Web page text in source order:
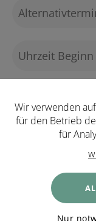
Wir verwenden
für den Betrieb
für
Nur